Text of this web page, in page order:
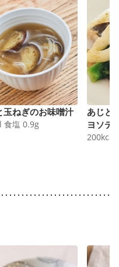
玉ねぎのお味噌汁
食塩 0.9g
あじと
ヨソテ
200kcal